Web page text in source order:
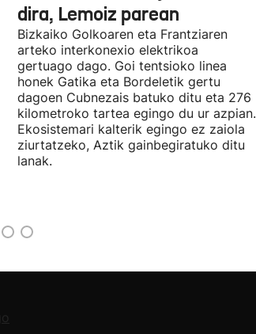
dira, Lemoiz parean
Bizkaiko Golkoaren eta Frantziaren
arteko interkonexio elektrikoa
gertuago dago. Goi tentsioko linea
honek Gatika eta Bordeletik gertu
dagoen Cubnezais batuko ditu eta 276
kilometroko tartea egingo du ur azpian.
Ekosistemari kalterik egingo ez zaiola
ziurtatzeko, Aztik gainbegiratuko ditu
lanak.